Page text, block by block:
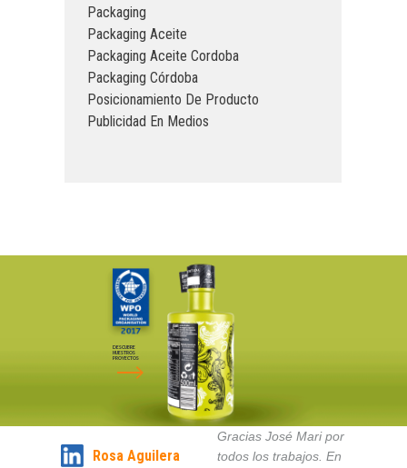
Packaging
Packaging Aceite
Packaging Aceite Cordoba
Packaging Córdoba
Posicionamiento De Producto
Publicidad En Medios
DESCUBRE
NUESTROS
PROYECTOS
Rosa Aguilera
Gracias José Mari por
todos los trabajos. En